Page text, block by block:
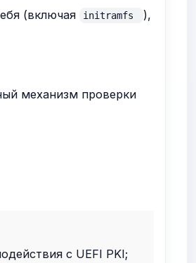
(включая initramfs
),
механизм проверки
с UEFI PKI;